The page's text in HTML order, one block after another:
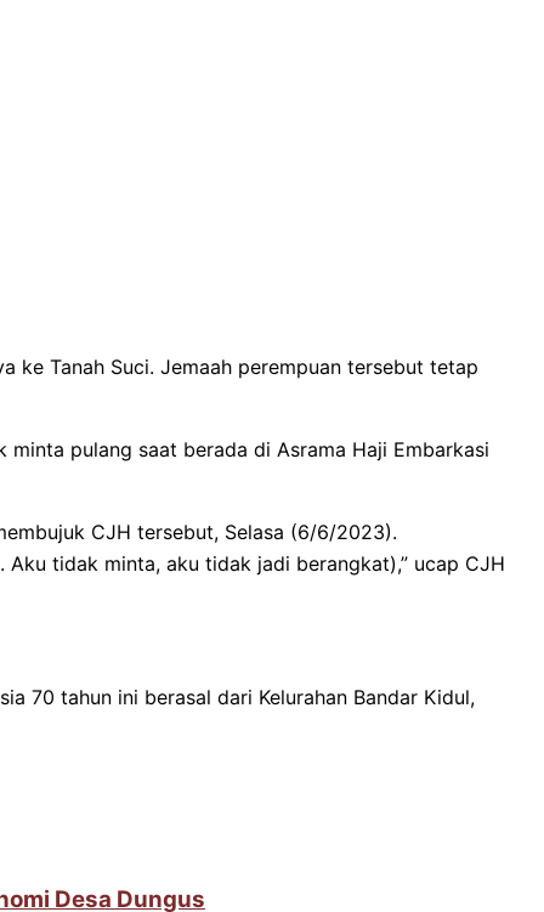
ke Tanah Suci. Jemaah perempuan tersebut tetap
pulang saat berada di Asrama Haji Embarkasi
CJH tersebut, Selasa (6/6/2023).
tidak minta, aku tidak jadi berangkat),” ucap CJH
70 tahun ini berasal dari Kelurahan Bandar Kidul,
Desa Dungus